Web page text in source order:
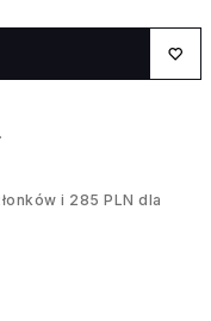
i 285 PLN dla